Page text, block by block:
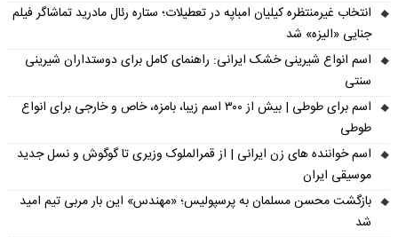
انتخاب غیرمنتظره کیلیان امباپه در تعطیلات؛ ستاره رئال مادرید تماشاگر فیلم
جنایی «الیزه» شد
اسم انواع شیرینی خشک ایرانی: راهنمای کامل برای دوستداران شیرینی
سنتی
اسم برای طوطی | بیش از ۳۰۰ اسم زیبا، بامزه، خاص و خارجی برای انواع
طوطی
اسم خواننده های زن ایرانی | از قمرالملوک وزیری تا گوگوش و نسل جدید
موسیقی ایران
بازگشت محسن مسلمان به پرسپولیس؛ «مهندس» این بار مربی تیم امید
شد